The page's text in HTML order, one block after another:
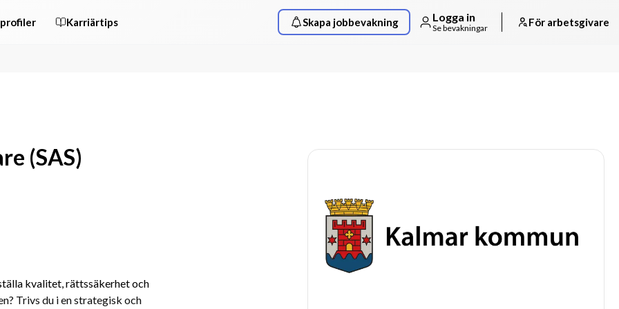
Karriärtips Skapa jobbevakning Logga in
Se bevakningar För arbetsgivare
(SAS)
kvalitet, rättssäkerhet och
Trivs du i en strategisk och